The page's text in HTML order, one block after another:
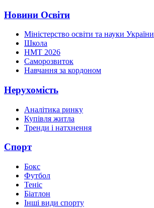
Новини Освіти
Міністерство освіти та науки України
Школа
НМТ 2026
Саморозвиток
Навчання за кордоном
Нерухомість
Аналітика ринку
Купівля житла
Тренди і натхнення
Спорт
Бокс
Футбол
Теніс
Біатлон
Інші види спорту